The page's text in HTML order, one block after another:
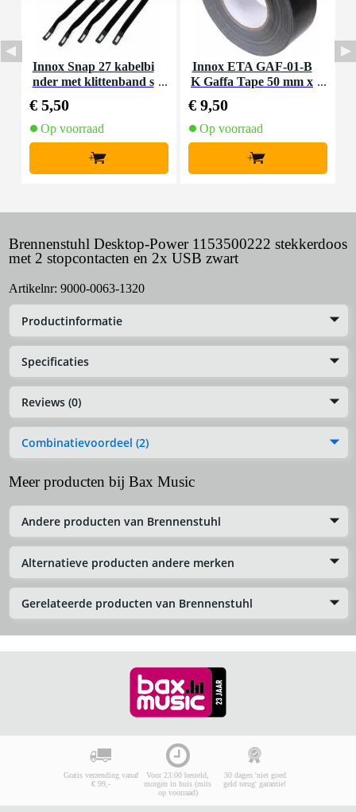
Innox Snap 27 kabelbi
nder met klittenband s
€ 5,50
Op voorraad
+
Innox ETA GAF-01-B
K Gaffa Tape 50 mm x
€ 9,50
Op voorraad
+
Brennenstuhl Desktop-Power 1153500222 stekkerdoos
met 2 stopcontacten en 2x USB zwart
Artikelnr: 9000-0063-1320
Productinformatie
Specificaties
Reviews (0)
Combinatievoordeel (2)
Meer producten bij Bax Music
Andere producten van Brennenstuhl
Alternatieve producten andere merken
Gerelateerde producten van Brennenstuhl
Gratis verzending vanaf
€ 99,-
Voor 23:00 besteld,
morgen in huis (mits
op voorraad)
30 dagen 'niet goed
geld terug' garantie!